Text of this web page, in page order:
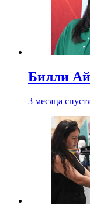
Билли
3 месяца